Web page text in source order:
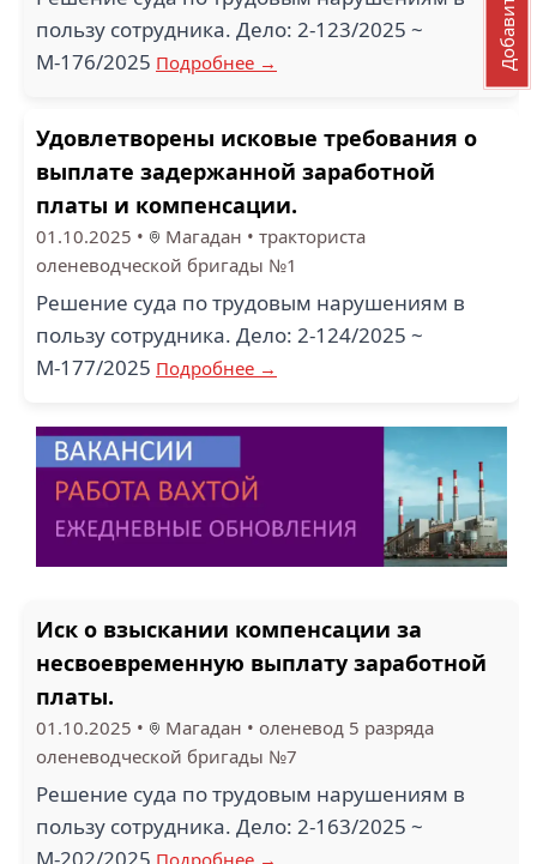
пользу сотрудника. Дело: 2-123/2025 ~
М-176/2025 Подробнее →
Удовлетворены исковые требования о
выплате задержанной заработной
платы и компенсации.
01.10.2025 • Магадан • тракториста
оленеводческой бригады №1
Решение суда по трудовым нарушениям в
пользу сотрудника. Дело: 2-124/2025 ~
М-177/2025 Подробнее →
Иск о взыскании компенсации за
несвоевременную выплату заработной
платы.
01.10.2025 • Магадан • оленевод 5 разряда
оленеводческой бригады №7
Решение суда по трудовым нарушениям в
пользу сотрудника. Дело: 2-163/2025 ~